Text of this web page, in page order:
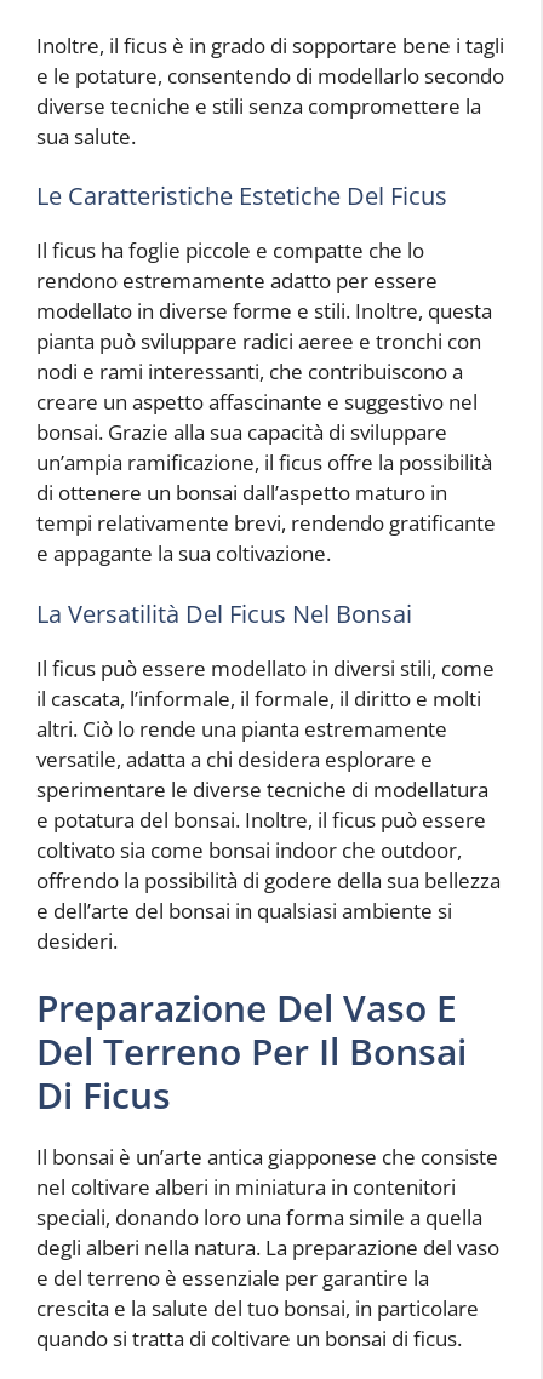
Inoltre, il ficus è in grado di sopportare bene i tagli
e le potature, consentendo di modellarlo secondo
diverse tecniche e stili senza compromettere la
sua salute.
Le Caratteristiche Estetiche Del Ficus
Il ficus ha foglie piccole e compatte che lo
rendono estremamente adatto per essere
modellato in diverse forme e stili. Inoltre, questa
pianta può sviluppare radici aeree e tronchi con
nodi e rami interessanti, che contribuiscono a
creare un aspetto affascinante e suggestivo nel
bonsai. Grazie alla sua capacità di sviluppare
un’ampia ramificazione, il ficus offre la possibilità
di ottenere un bonsai dall’aspetto maturo in
tempi relativamente brevi, rendendo gratificante
e appagante la sua coltivazione.
La Versatilità Del Ficus Nel Bonsai
Il ficus può essere modellato in diversi stili, come
il cascata, l’informale, il formale, il diritto e molti
altri. Ciò lo rende una pianta estremamente
versatile, adatta a chi desidera esplorare e
sperimentare le diverse tecniche di modellatura
e potatura del bonsai. Inoltre, il ficus può essere
coltivato sia come bonsai indoor che outdoor,
offrendo la possibilità di godere della sua bellezza
e dell’arte del bonsai in qualsiasi ambiente si
desideri.
Preparazione Del Vaso E
Del Terreno Per Il Bonsai
Di Ficus
Il bonsai è un’arte antica giapponese che consiste
nel coltivare alberi in miniatura in contenitori
speciali, donando loro una forma simile a quella
degli alberi nella natura. La preparazione del vaso
e del terreno è essenziale per garantire la
crescita e la salute del tuo bonsai, in particolare
quando si tratta di coltivare un bonsai di ficus.